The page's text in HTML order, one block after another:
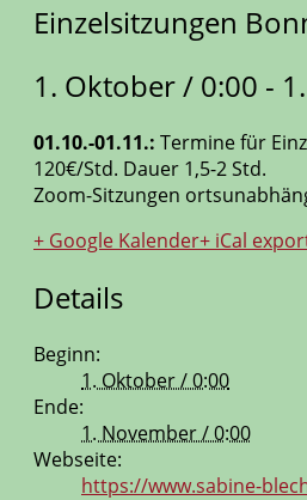
Einzelsitzungen
1. Oktober / 0:00 -
01.10.-01.11.: Termine für
120€/Std. Dauer 1,5-2 Std.
Zoom-Sitzungen
+ Google Kalender+ iCal
Details
Beginn:
1. Oktober / 0:00
Ende:
1. November / 0:00
Webseite:
https://www.sabine-